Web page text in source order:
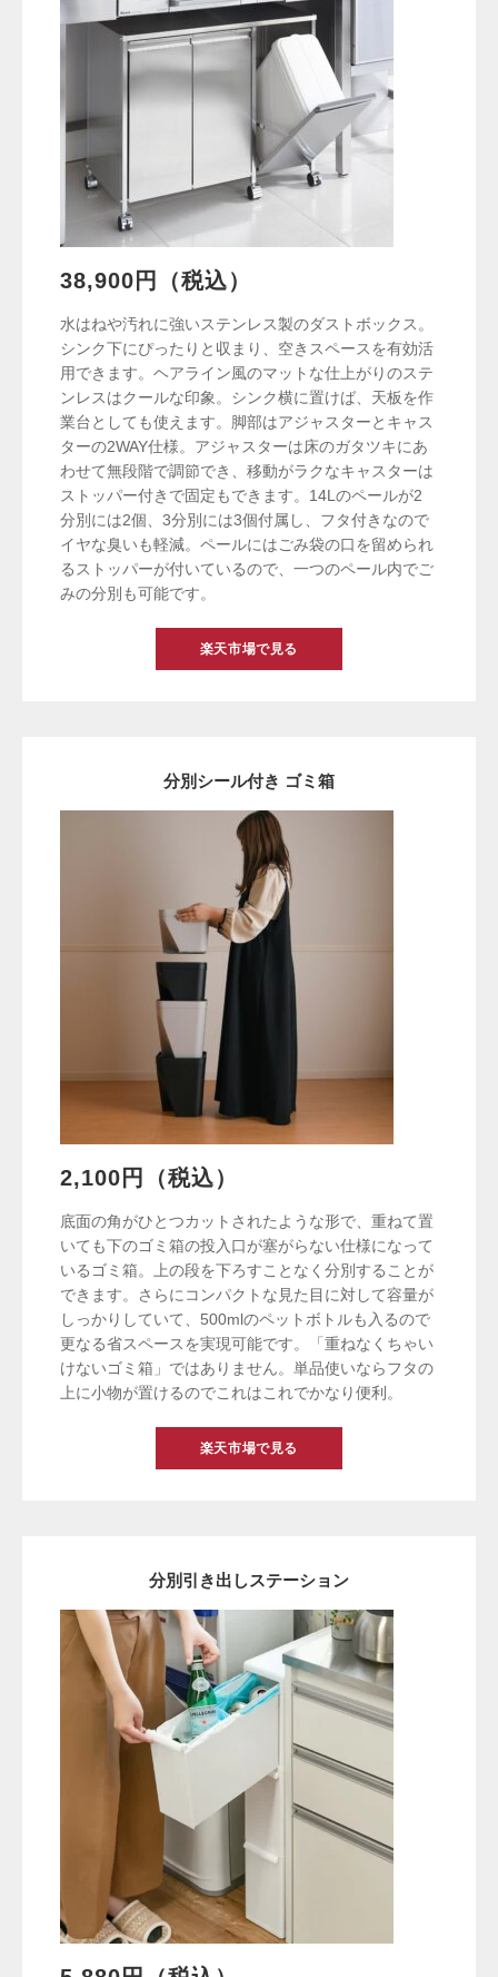
38,900円（税込）
水はねや汚れに強いステンレス製のダストボックス。
シンク下にぴったりと収まり、空きスペースを有効活
用できます。ヘアライン風のマットな仕上がりのステ
ンレスはクールな印象。シンク横に置けば、天板を作
業台としても使えます。脚部はアジャスターとキャス
ターの2WAY仕様。アジャスターは床のガタツキにあ
わせて無段階で調節でき、移動がラクなキャスターは
ストッパー付きで固定もできます。14Lのペールが2
分別には2個、3分別には3個付属し、フタ付きなので
イヤな臭いも軽減。ペールにはごみ袋の口を留められ
るストッパーが付いているので、一つのペール内でご
みの分別も可能です。
楽天市場で見る
分別シール付き ゴミ箱
2,100円（税込）
底面の角がひとつカットされたような形で、重ねて置
いても下のゴミ箱の投入口が塞がらない仕様になって
いるゴミ箱。上の段を下ろすことなく分別することが
できます。さらにコンパクトな見た目に対して容量が
しっかりしていて、500mlのペットボトルも入るので
更なる省スペースを実現可能です。「重ねなくちゃい
けないゴミ箱」ではありません。単品使いならフタの
上に小物が置けるのでこれはこれでかなり便利。
楽天市場で見る
分別引き出しステーション